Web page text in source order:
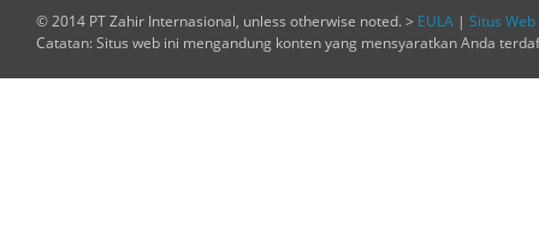
© 2014 PT Zahir Internasional, unless otherwise noted. > EULA | Situs
Catatan: Situs web ini mengandung konten yang mensyaratkan Anda